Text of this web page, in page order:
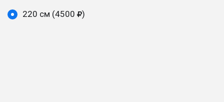
220 см (4500 )